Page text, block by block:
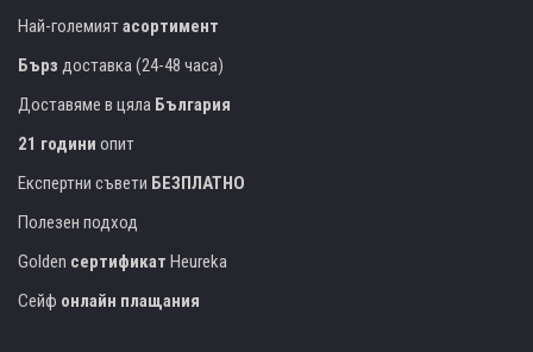
Най-големиятасортимент
Бърз доставка (24-48 часа)
Доставяме в цяла България
21 години опит
Експертни съвети БЕЗПЛАТНО
Полезен подход
Golden сертификат Heureka
Сейф онлайн плащания